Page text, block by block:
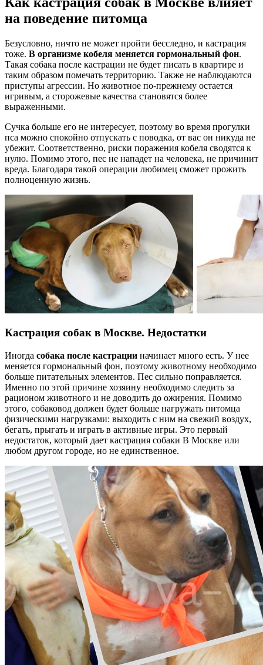
на поведение питомца
Безусловно, ничто не может пройти бесследно, и кастрация
тоже. В организме кобеля меняется гормональный фон.
Такая собака после кастрации не будет писать в квартире и
таким образом помечать территорию. Также не наблюдаются
приступы агрессии. Но животное по-прежнему остается
игривым, а сторожевые качества становятся более
выраженными.
Сучка больше его не интересует, поэтому во время прогулки
пса можно спокойно отпускать с поводка, от вас он никуда не
убежит. Соответственно, риски поражения кобеля сводятся к
нулю. Помимо этого, пес не нападет на человека, не причинит
вреда. Благодаря такой операции любимец сможет прожить
полноценную жизнь.
Кастрация собак в Москве. Недостатки
Иногда собака после кастрации начинает много есть. У нее
меняется гормональный фон, поэтому животному необходимо
больше питательных элементов. Пес сильно поправляется.
Именно по этой причине хозяину необходимо следить за
рационом животного и не доводить до ожирения. Помимо
этого, собаковод должен будет больше нагружать питомца
физическими нагрузками: выходить с ним на свежий воздух,
бегать, прыгать и играть в активные игры. Это первый
недостаток, который дает кастрация собаки В Москве или
любом другом городе, но не единственное.